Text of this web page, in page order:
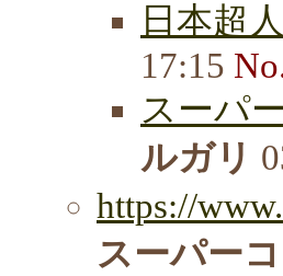
日本超
17:15
スーパ
ルガリ
https://
スーパー